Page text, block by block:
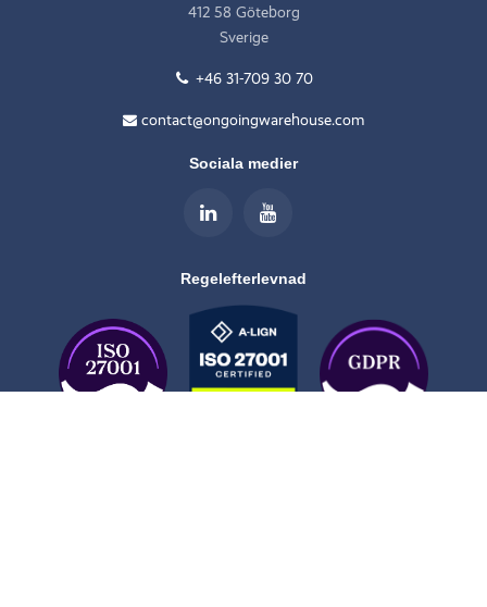
412 58 Göteborg
Sverige
+46 31-709 30 70
contact@ongoingwarehouse.com
Sociala medier
Regelefterlevnad